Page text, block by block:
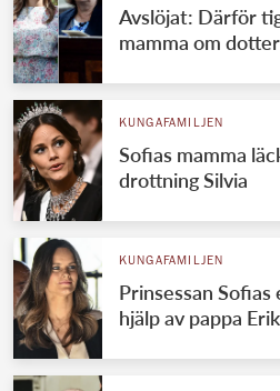
Svenska
Brittiska
Danska
Spanska
Jordanska
Luxemburgska
Japanska
Avslöjat: Därför
mamma om
KUNGAFAMILJEN
Sofias mamma
drottning Silvia
KUNGAFAMILJEN
Prinsessan
hjälp av pappa Erik